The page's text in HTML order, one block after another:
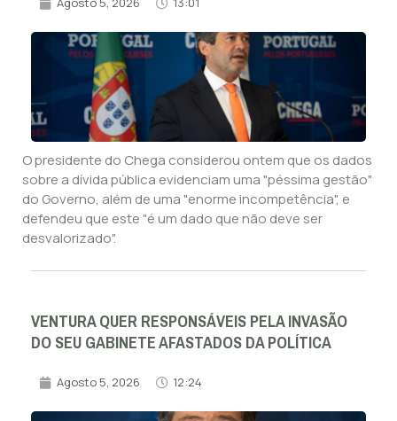
O presidente do Chega considerou ontem que os dados
sobre a dívida pública evidenciam uma "péssima gestão"
do Governo, além de uma "enorme incompetência", e
defendeu que este "é um dado que não deve ser
desvalorizado".
VENTURA QUER RESPONSÁVEIS PELA INVASÃO
DO SEU GABINETE AFASTADOS DA POLÍTICA
Agosto 5, 2026 12:24